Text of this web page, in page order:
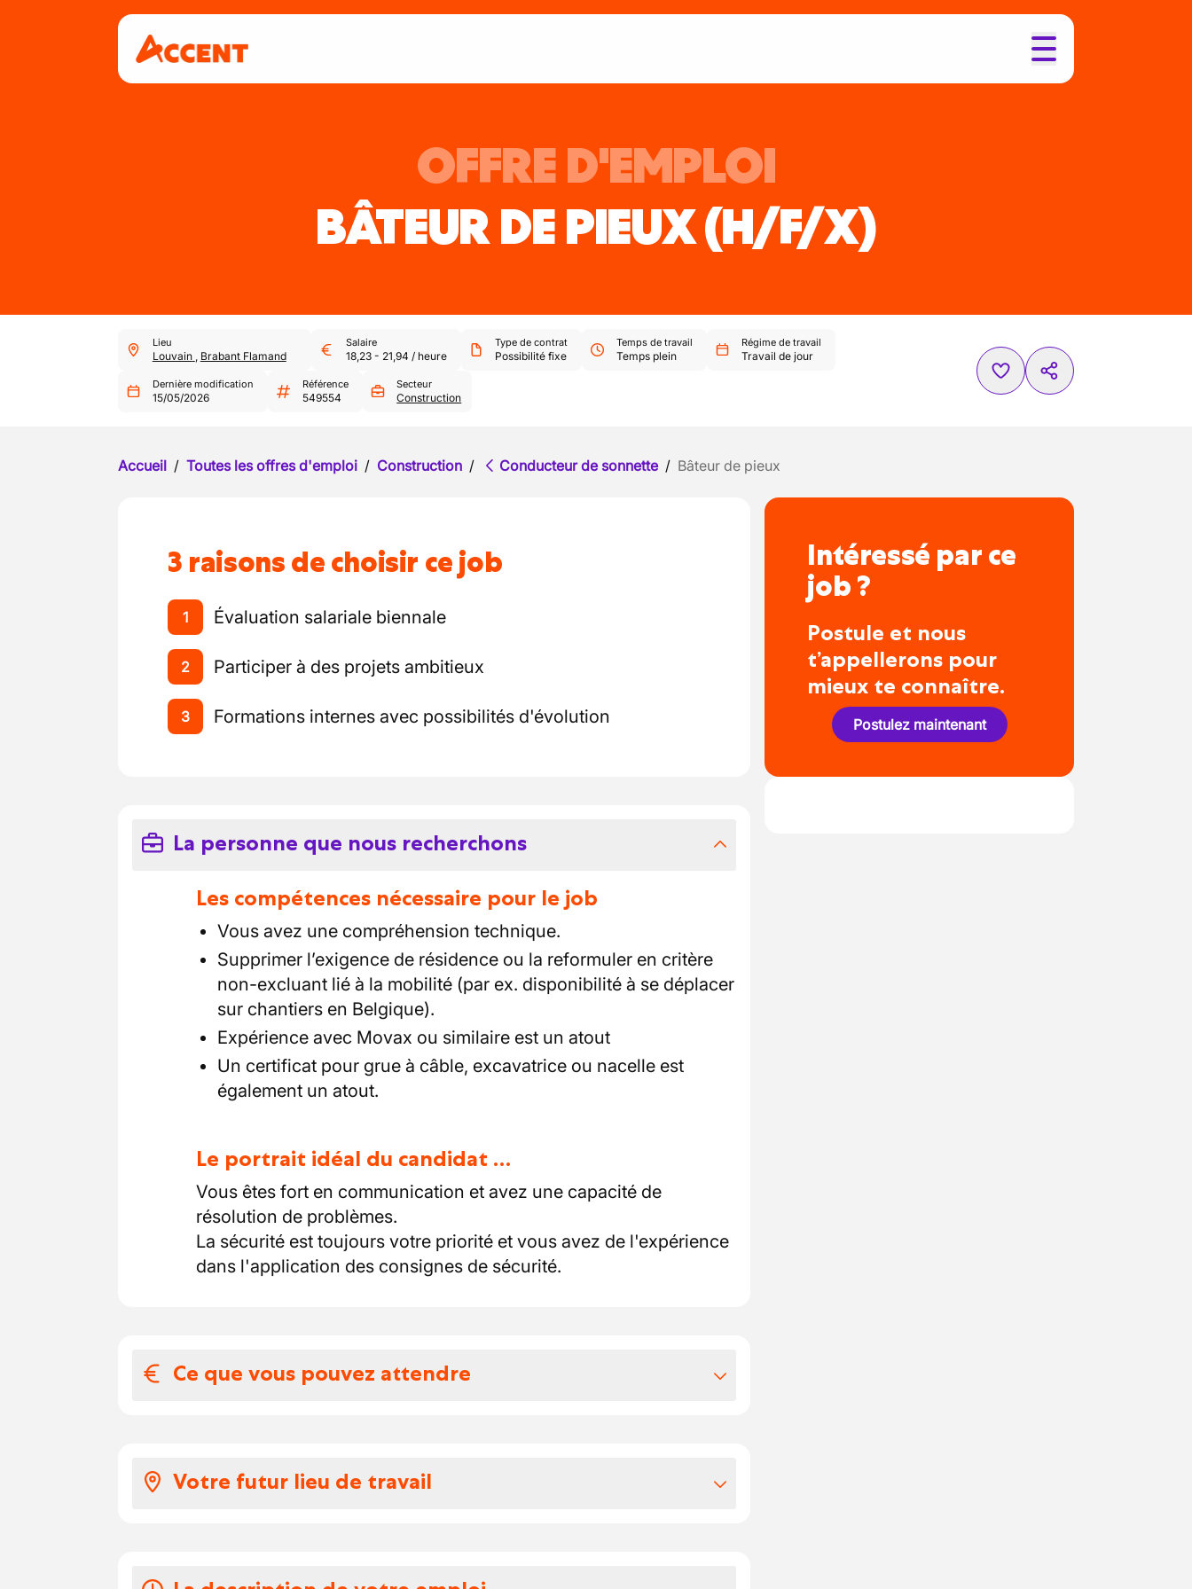
OFFRE D'EMPLOI
BÂTEUR DE PIEUX(H/F/X)
Lieu
Louvain , Brabant Flamand
Salaire
18,23- 21,94 / heure
Type de contrat
Possibilité fixe
Temps de travail
Temps plein
Régime de travail
Travail de jour
Dernière modification
15/05/2026
Référence
549554
Secteur
Construction
Accueil / Toutes les offres d'emploi / Construction / Conducteur de sonnette / Bâteur de pieux
3 raisons de choisir ce job
1 Évaluation salariale biennale
2 Participer à des projets ambitieux
3 Formations internes avec possibilités d'évolution
La personne que nous recherchons
Les compétences nécessaire pour le job
Vous avez une compréhension technique.
Supprimer l’exigence de résidence ou la reformuler en critère
non-excluant lié à la mobilité (par ex. disponibilité à se déplacer
sur chantiers en Belgique).
Expérience avec Movax ou similaire est un atout
Un certificat pour grue à câble, excavatrice ou nacelle est
également un atout.
Le portrait idéal du candidat …
Vous êtes fort en communication et avez une capacité de
résolution de problèmes.
La sécurité est toujours votre priorité et vous avez de l'expérience
dans l'application des consignes de sécurité.
Ce que vous pouvez attendre
Indemnité de mobilité
Votre futur lieu de travail
Intéressé par ce
job ?
Postule et nous
t’appellerons pour
mieux te connaître.
Postulez maintenant